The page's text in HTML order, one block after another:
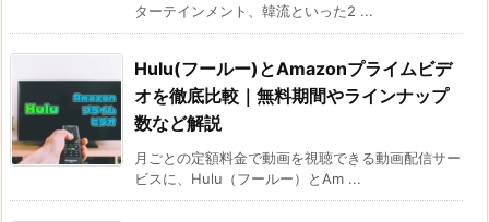
ターテインメント、韓流といった2 ...
Hulu(フールー)とAmazonプライムビデ
オを徹底比較｜無料期間やラインナップ
数など解説
月ごとの定額料金で動画を視聴できる動画配信サー
ビスに、Hulu（フールー）とAm ...